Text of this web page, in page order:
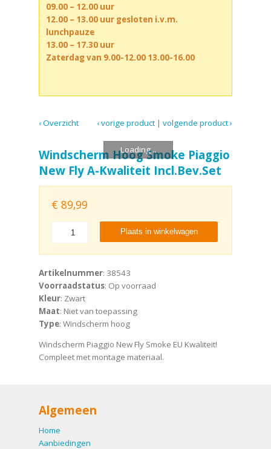
09.00 – 12.00 uur
12.00 – 13.00 uur gesloten i.v.m.
lunchpauze
13.00 – 17.30 uur
Zaterdag van 9.00-12.00 13.00-16.00
‹ Overzicht volgende product ›
|
‹ vorige product
Loading...
Windscherm Hoog Smoke Piaggio
New Fly A-Kwaliteit Incl.Bev.Set
€ 89,99
Plaats in winkelwagen
Artikelnummer: 38543
Voorraadstatus: Op voorraad
Kleur: Zwart
Maat: Niet van toepassing
Type: Windscherm hoog
Windscherm Piaggio New Fly Smoke EU Kwaliteit!
Compleet met montage materiaal.
Algemeen
Home
Aanbiedingen